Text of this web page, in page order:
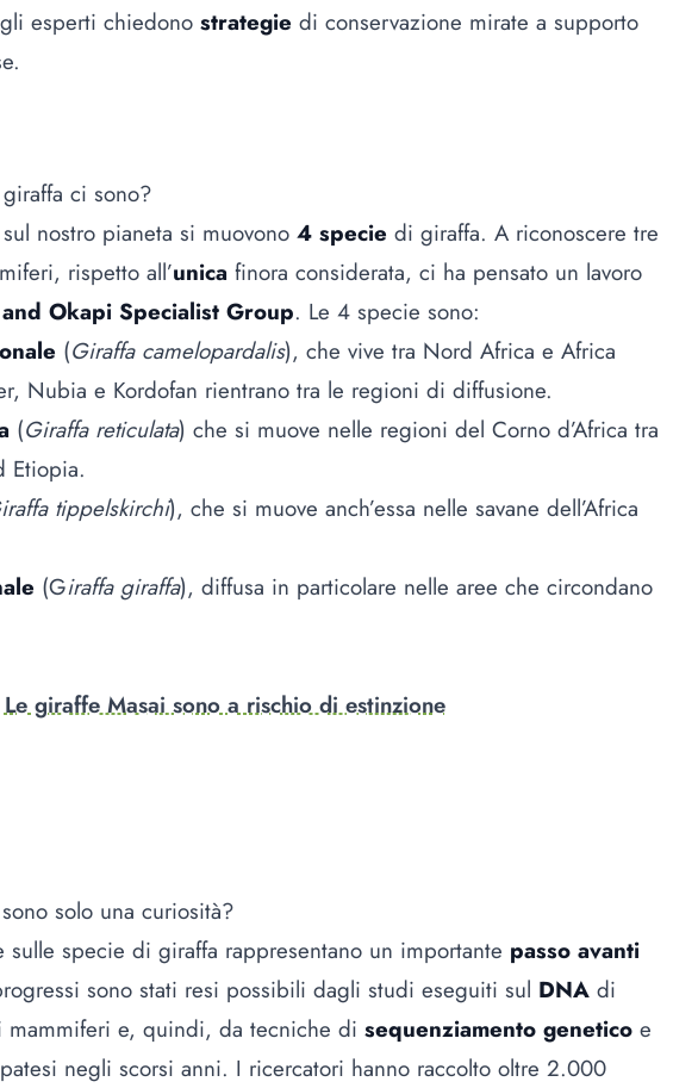
esperti chiedono strategie di conservazione mirate a supporto
ci sono?
nostro pianeta si muovono 4 specie di giraffa. A riconoscere tre
rispetto all’unica finora considerata, ci ha pensato un lavoro
Okapi Specialist Group. Le 4 specie sono:
(Giraffa camelopardalis), che vive tra Nord Africa e Africa
Nubia e Kordofan rientrano tra le regioni di diffusione.
(Giraffa reticulata) che si muove nelle regioni del Corno d’Africa tra
Etiopia.
tippelskirchi), che si muove anch’essa nelle savane dell’Africa
(Giraffa giraffa), diffusa in particolare nelle aree che circondano
Le giraffe Masai sono a rischio di estinzione
solo una curiosità?
sulle specie di giraffa rappresentano un importante passo avanti
sono stati resi possibili dagli studi eseguiti sul DNA di
mammiferi e, quindi, da tecniche di sequenziamento genetico e
negli scorsi anni. I ricercatori hanno raccolto oltre 2.000